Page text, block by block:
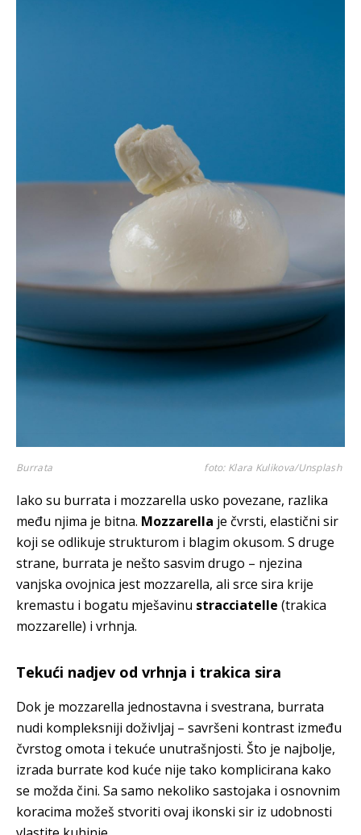
Burrata foto: Klara Kulikova/Unsplash
Iako su burrata i mozzarella usko povezane, razlika
među njima je bitna. Mozzarella je čvrsti, elastični sir
koji se odlikuje strukturom i blagim okusom. S druge
strane, burrata je nešto sasvim drugo – njezina
vanjska ovojnica jest mozzarella, ali srce sira krije
kremastu i bogatu mješavinu stracciatelle (trakica
mozzarelle) i vrhnja.
Tekući nadjev od vrhnja i trakica sira
Dok je mozzarella jednostavna i svestrana, burrata
nudi kompleksniji doživljaj – savršeni kontrast između
čvrstog omota i tekuće unutrašnjosti. Što je najbolje,
izrada burrate kod kuće nije tako komplicirana kako
se možda čini. Sa samo nekoliko sastojaka i osnovnim
koracima možeš stvoriti ovaj ikonski sir iz udobnosti